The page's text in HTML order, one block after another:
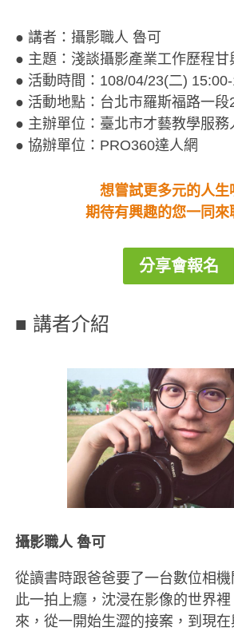
● 講者：攝影職人 魯可
● 主題：淺談攝影產業工作歷程甘
● 活動時間：108/04/23(二)
● 活動地點：台北市羅斯福路一段
● 主辦單位：臺北市才藝教學服務
● 協辦單位：PRO360達人網
想嘗試更多元的人生
期待有興趣的您一同來
分享會報名
■ 講者介紹
攝影職人 魯可
從讀書時跟爸爸要了一台數位相
此一拍上癮，沈浸在影像的世界
來，從一開始生澀的接案，到現在